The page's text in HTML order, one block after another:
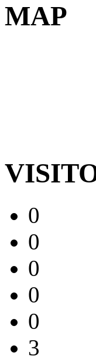
MAP
0
0
0
0
0
3